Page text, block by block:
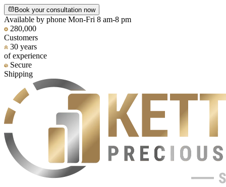
Book your consultation now
Available by phone Mon-Fri 8 am-8 pm
280,000
Customers
30 years
of experience
Secure
Shipping